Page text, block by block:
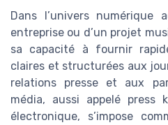
Dans l’univers numérique
entreprise ou d’un projet
sa capacité à fournir
claires et structurées aux
relations presse et aux
média, aussi appelé press
électronique, s’impose